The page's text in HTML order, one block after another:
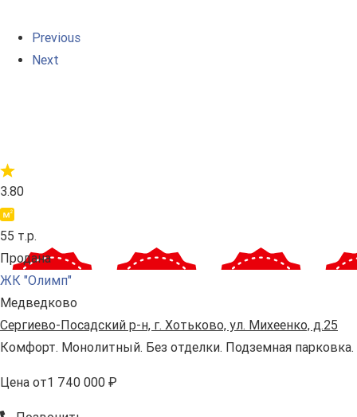
Previous
Next
3.80
55 т.р.
Продана
ЖК "Олимп"
Медведково
Сергиево-Посадский р-н, г. Хотьково, ул. Михеенко, д.25
Комфорт. Монолитный. Без отделки. Подземная парковка.
Цена от1 740 000 ₽